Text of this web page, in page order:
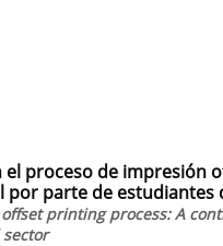
el proceso de
parte de estudiantes
offset printing process: A